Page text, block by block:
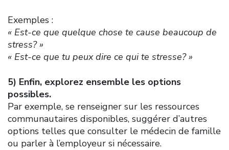
Exemples :
« Est-ce que quelque chose te cause beaucoup de
stress? »
« Est-ce que tu peux dire ce qui te stresse? »
5) Enfin, explorez ensemble les options
possibles.
Par exemple, se renseigner sur les ressources
communautaires disponibles, suggérer d’autres
options telles que consulter le médecin de famille
ou parler à l’employeur si nécessaire.